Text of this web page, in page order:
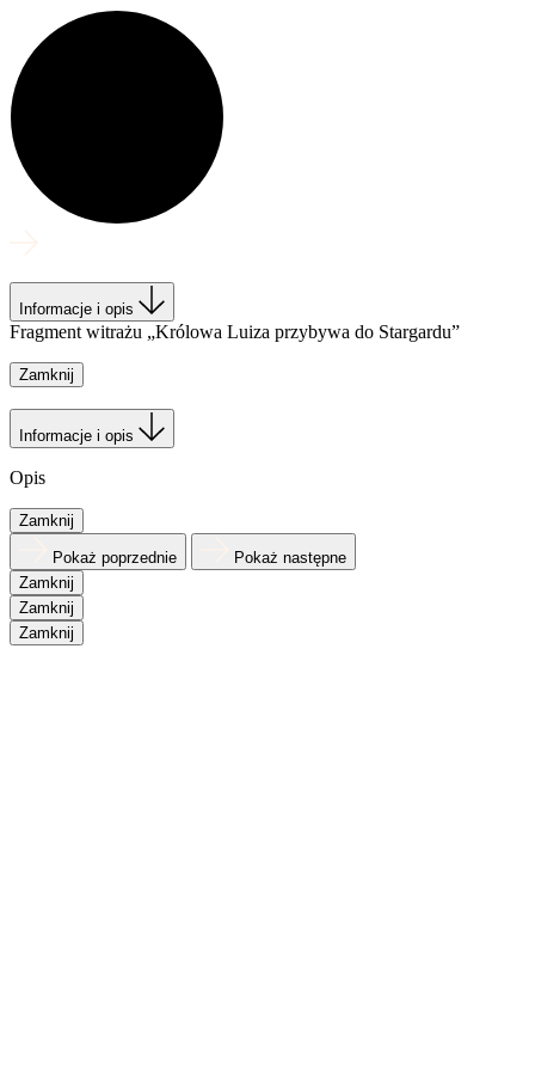
Informacje i opis
Fragment witrażu „Królowa Luiza przybywa do Stargardu”
Zamknij
Informacje i opis
Opis
Zamknij
Pokaż poprzednie
Pokaż następne
Zamknij
Zamknij
Zamknij